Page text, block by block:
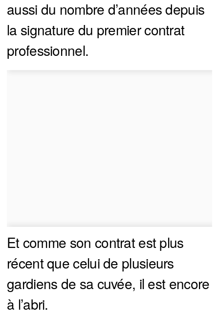
aussi du nombre d’années depuis
la signature du premier contrat
professionnel.
Et comme son contrat est plus
récent que celui de plusieurs
gardiens de sa cuvée, il est encore
à l’abri.